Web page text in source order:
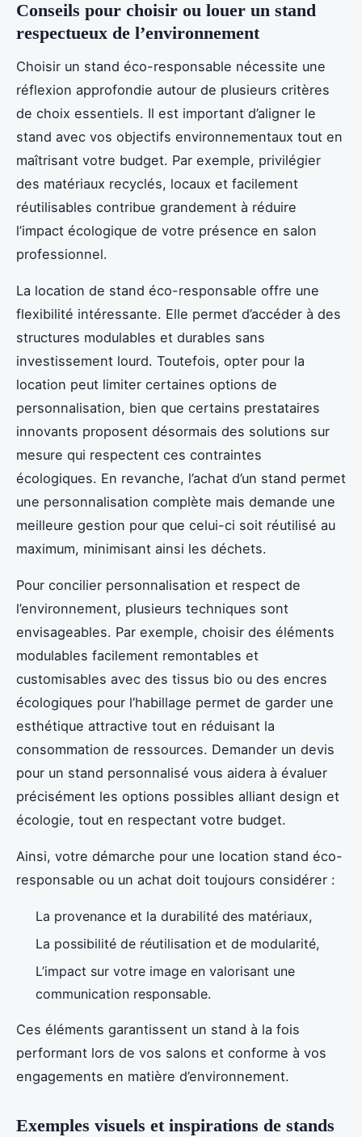
Conseils pour choisir ou louer un stand
respectueux de l’environnement
Choisir un stand éco-responsable nécessite une
réflexion approfondie autour de plusieurs critères
de choix essentiels. Il est important d’aligner le
stand avec vos objectifs environnementaux tout en
maîtrisant votre budget. Par exemple, privilégier
des matériaux recyclés, locaux et facilement
réutilisables contribue grandement à réduire
l’impact écologique de votre présence en salon
professionnel.
La location de stand éco-responsable offre une
flexibilité intéressante. Elle permet d’accéder à des
structures modulables et durables sans
investissement lourd. Toutefois, opter pour la
location peut limiter certaines options de
personnalisation, bien que certains prestataires
innovants proposent désormais des solutions sur
mesure qui respectent ces contraintes
écologiques. En revanche, l’achat d’un stand permet
une personnalisation complète mais demande une
meilleure gestion pour que celui-ci soit réutilisé au
maximum, minimisant ainsi les déchets.
Pour concilier personnalisation et respect de
l’environnement, plusieurs techniques sont
envisageables. Par exemple, choisir des éléments
modulables facilement remontables et
customisables avec des tissus bio ou des encres
écologiques pour l’habillage permet de garder une
esthétique attractive tout en réduisant la
consommation de ressources. Demander un devis
pour un stand personnalisé vous aidera à évaluer
précisément les options possibles alliant design et
écologie, tout en respectant votre budget.
Ainsi, votre démarche pour une location stand éco-
responsable ou un achat doit toujours considérer :
La provenance et la durabilité des matériaux,
La possibilité de réutilisation et de modularité,
L’impact sur votre image en valorisant une
communication responsable.
Ces éléments garantissent un stand à la fois
performant lors de vos salons et conforme à vos
engagements en matière d’environnement.
Exemples visuels et inspirations de stands